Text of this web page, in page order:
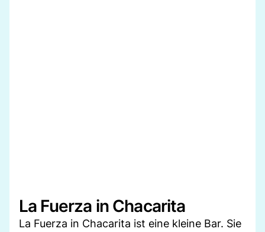
La Fuerza in Chacarita
La Fuerza in Chacarita ist eine kleine Bar. Sie